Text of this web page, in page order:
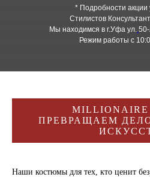
* Подробности акции
Стилистов
Мы находимся в г.Уфа ул.
Режим работы с
ПРЕВРАЩАЕМ
Наши костюмы для тех, кто ценит